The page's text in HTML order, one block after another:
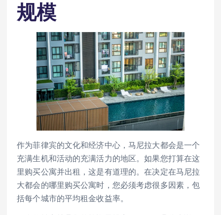
规模
作为菲律宾的文化和经济中心，马尼拉大都会是一个
充满生机和活动的充满活力的地区。如果您打算在这
里购买公寓并出租，这是有道理的。在决定在马尼拉
大都会的哪里购买公寓时，您必须考虑很多因素，包
括每个城市的平均租金收益率。